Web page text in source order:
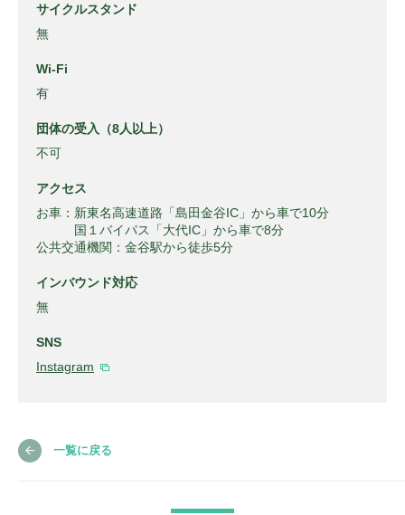
サイクルスタンド
無
Wi-Fi
有
団体の受入（8人以上）
不可
アクセス
お車：新東名高速道路「島田金谷IC」から車で10分
国１バイパス「大代IC」から車で8分
公共交通機関：金谷駅から徒歩5分
インバウンド対応
無
SNS
Instagram
一覧に戻る